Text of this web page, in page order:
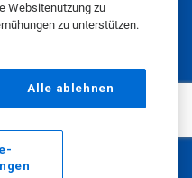
Websitenutzung zu
zu unterstützen.
Alle ablehnen
Datenschutzrichtlinie